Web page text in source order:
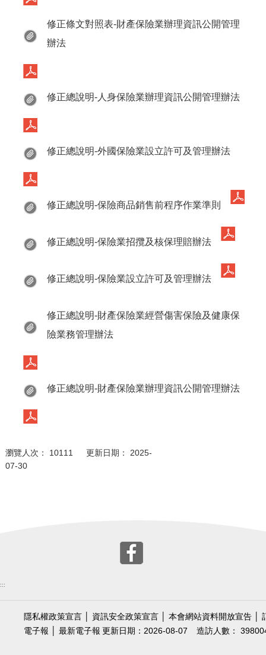
修正條文對照表-財產保險業辦理資訊公開管理
辦法
修正總說明-人身保險業辦理資訊公開管理辦法
修正總說明-外國保險業設立許可及管理辦法
修正總說明-保險商品銷售前程序作業準則
修正總說明-保險業招攬及核保理賠辦法
修正總說明-保險業設立許可及管理辦法
修正總說明-財產保險業經營傷害保險及健康保
險業務管理辦法
修正總說明-財產保險業辦理資訊公開管理辦法
瀏覽人次： 10111 更新日期： 2025-
07-30
:::
隱私權政策宣言 資訊安全政策宣言 本會網站資料開放宣告
電子報
最新電子報 造訪人數：
更新日期：2026-08-07